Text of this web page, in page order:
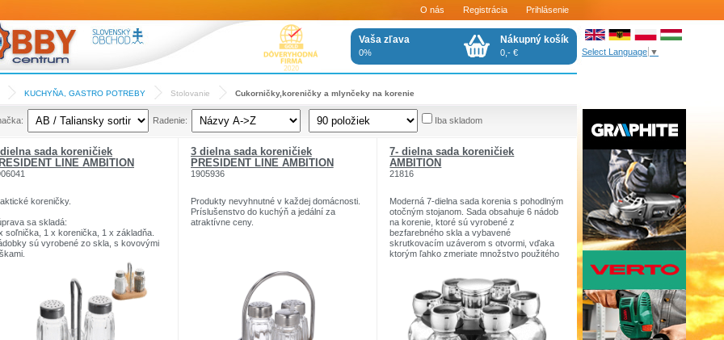
KUCHYŇA, GASTRO POTREBY Stolovanie Cukorničky,koreničky a mlynčeky na korenie
Radenie: Iba skladom
sada koreničiek
LINE AMBITION
koreničky.
sa skladá:
soľnička, 1 x korenička, 1 x základňa.
sú vyrobené zo skla, s kovovými
3 dielna sada koreničiek
PRESIDENT LINE AMBITION
1905936
Produkty nevyhnutné v každej domácnosti.
Príslušenstvo do kuchýň a jedální za
atraktívne ceny.
7- dielna sada koreničiek
AMBITION
21816
Moderná 7-dielna sada korenia s pohodlným
otočným stojanom. Sada obsahuje 6 nádob
na korenie, ktoré sú vyrobené z
bezfarebného skla a vybavené
skrutkovacím uzáverom s otvormi, vďaka
ktorým ľahko zmeriate množstvo použitého
nádoby je možné plniť nielen soľou a
korením.
Sada je zabalená v farebnej kartónovej
krabici.
O nás Registrácia Prihlásenie
Nákupný košík
0,- €
Vaša zľava
0% Select Language ▼